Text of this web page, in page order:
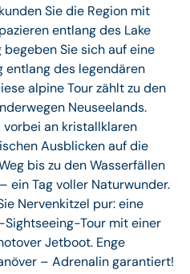
Sie die Region mit
entlang des Lake
begeben Sie sich auf eine
entlang des legendären
alpine Tour zählt zu den
Neuseelands.
vorbei an kristallklaren
Ausblicken auf die
bis zu den Wasserfällen
ein Tag voller Naturwunder.
Nervenkitzel pur: eine
Tour mit einer
Jetboot. Enge
– Adrenalin garantiert!